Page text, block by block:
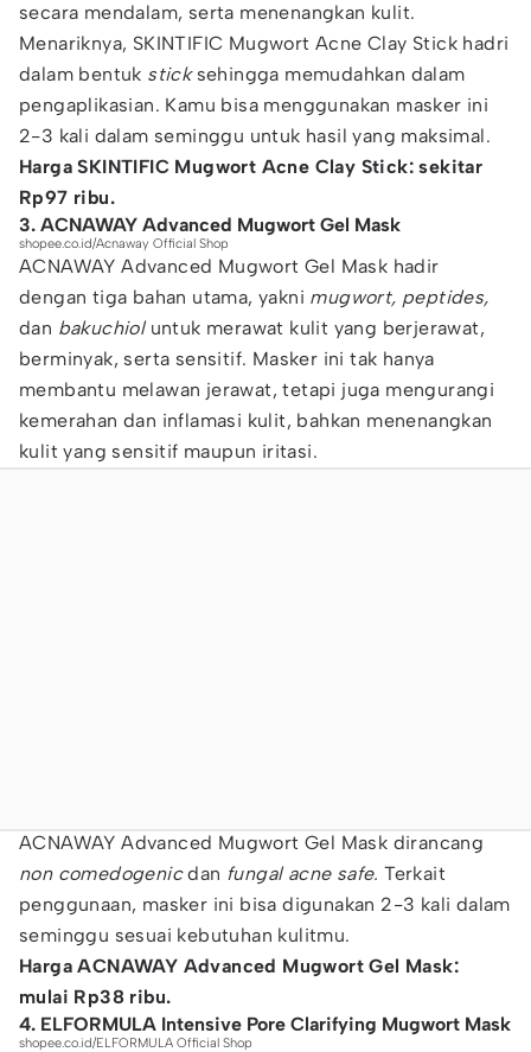
secara mendalam, serta menenangkan kulit.
Menariknya, SKINTIFIC Mugwort Acne Clay Stick hadri
dalam bentuk stick sehingga memudahkan dalam
pengaplikasian. Kamu bisa menggunakan masker ini
2-3 kali dalam seminggu untuk hasil yang maksimal.
Harga SKINTIFIC Mugwort Acne Clay Stick: sekitar
Rp97 ribu.
3. ACNAWAY Advanced Mugwort Gel Mask
shopee.co.id/Acnaway Official Shop
ACNAWAY Advanced Mugwort Gel Mask hadir
dengan tiga bahan utama, yakni mugwort, peptides,
dan bakuchiol untuk merawat kulit yang berjerawat,
berminyak, serta sensitif. Masker ini tak hanya
membantu melawan jerawat, tetapi juga mengurangi
kemerahan dan inflamasi kulit, bahkan menenangkan
kulit yang sensitif maupun iritasi.
ACNAWAY Advanced Mugwort Gel Mask dirancang
non comedogenicdan fungal acne safe. Terkait
penggunaan, masker ini bisa digunakan 2-3 kali dalam
seminggu sesuai kebutuhan kulitmu.
Harga ACNAWAY Advanced Mugwort Gel Mask:
mulai Rp38 ribu.
4. ELFORMULA Intensive Pore Clarifying Mugwort Mask
shopee.co.id/ELFORMULA Official Shop